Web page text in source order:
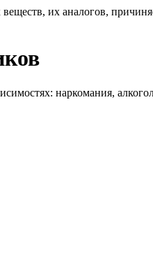
их аналогов,
наркомания,